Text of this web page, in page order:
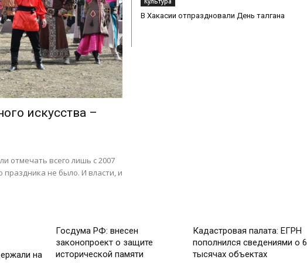
искусства –
отмечать всего лишь с 2007
праздника не было. И власти, и
В Хакасии отпраздновали День талгана
на
Госдума РФ: внесен
законопроект о защите
исторической памяти
Кадастровая палата: ЕГРН
пополнился сведениями о 6
тысячах объектах